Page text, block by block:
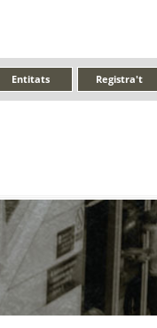
Registra't
Entitats